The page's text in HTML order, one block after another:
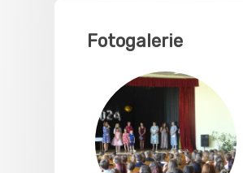
Fotogalerie